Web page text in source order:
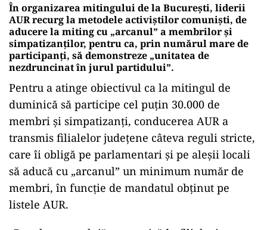
În organizarea mitingului de la București, liderii
AUR recurg la metodele activiștilor comuniști, de
aducere la miting cu „arcanul” a membrilor și
simpatizanților, pentru ca, prin numărul mare de
participanți, să demonstreze „unitatea de
nezdruncinat în jurul partidului”.
Pentru a atinge obiectivul ca la mitingul de
duminică să participe cel puțin 30.000 de
membri și simpatizanți, conducerea AUR a
transmis filialelor județene câteva reguli stricte,
care îi obligă pe parlamentari și pe aleșii locali
să aducă cu „arcanul” un minimum număr de
membri, în funcție de mandatul obținut pe
listele AUR.